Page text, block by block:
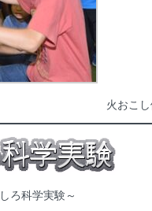
火おこ
ろ科学実験～